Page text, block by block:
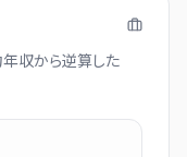
収から逆算した